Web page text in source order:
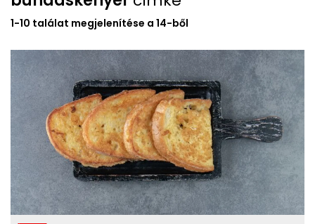
1-10 találat megjelenítése a 14-ből